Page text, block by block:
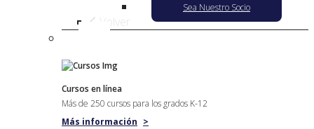
Sea Nuestro Socio
Volver
Cursos en línea
Más de 250 cursos para los grados K-12
Más información >